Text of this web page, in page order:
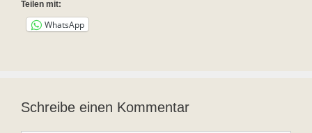
Teilen mit:
WhatsApp
Schreibe einen Kommentar